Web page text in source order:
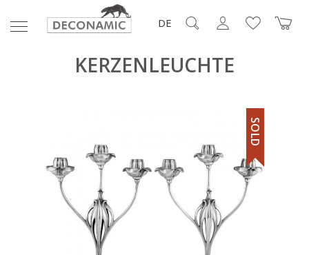
DE
KERZENLEUCHTE
SOLD